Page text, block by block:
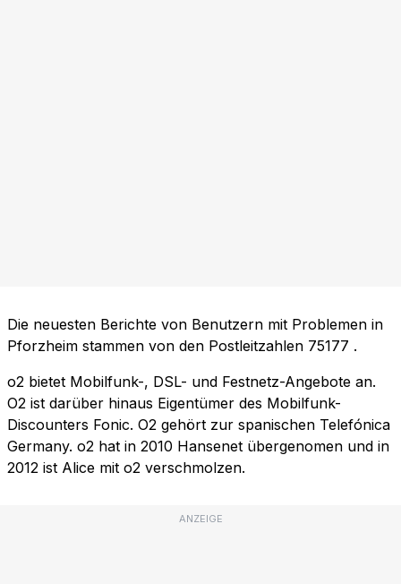
Die neuesten Berichte von Benutzern mit Problemen in
Pforzheim stammen von den Postleitzahlen 75177 .
o2 bietet Mobilfunk-, DSL- und Festnetz-Angebote an.
O2 ist darüber hinaus Eigentümer des Mobilfunk-
Discounters Fonic. O2 gehört zur spanischen Telefónica
Germany. o2 hat in 2010 Hansenet übergenomen und in
2012 ist Alice mit o2 verschmolzen.
ANZEIGE